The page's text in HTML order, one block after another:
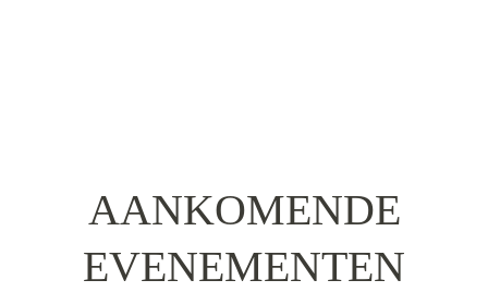
AANKOMENDE
EVENEMENTEN